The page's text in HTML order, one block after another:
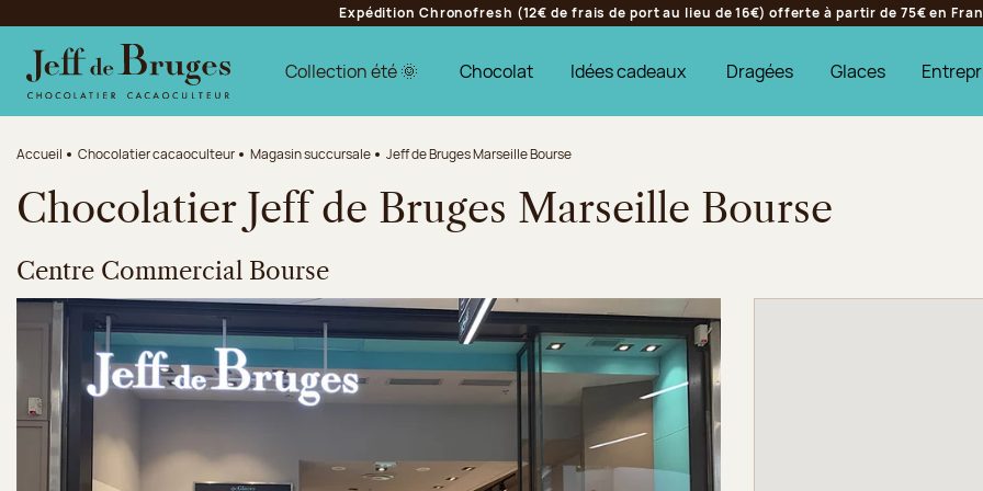
Aller au contenu principal
Aller au pied de page
Expédition Chronofresh (12€ de frais de port au lieu de 16€) offerte à partir de 75€ en
Collection été 🌞 Chocolat Idées cadeaux Dragées Glaces
Accueil Chocolatier cacaoculteur Magasin succursale Jeff de Bruges Marseille Bourse
Chocolatier Jeff de Bruges Marseille Bourse
Centre Commercial Bourse